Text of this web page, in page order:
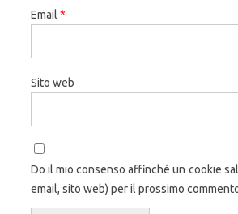
Email *
Sito web
Do il mio consenso affinché un cookie
email, sito web) per il prossimo